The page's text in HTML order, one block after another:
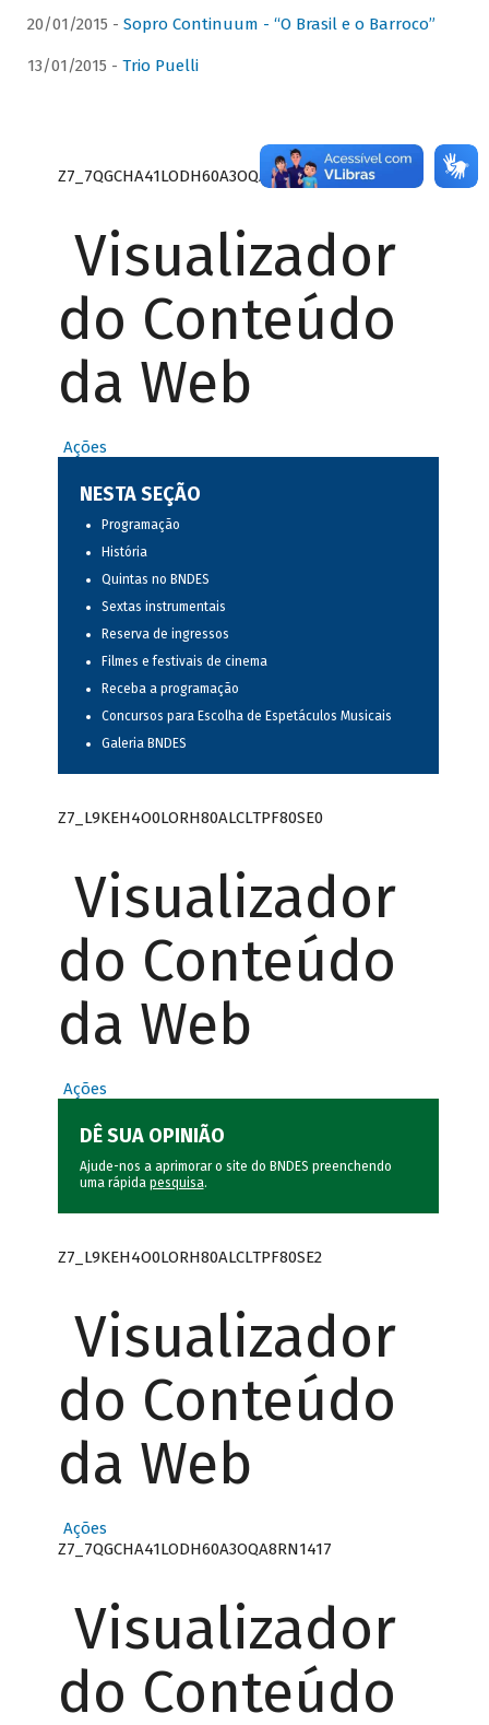
20/01/2015 - Sopro Continuum - “O Brasil e o Barroco”
13/01/2015 - Trio Puelli
Z7_7QGCHA41LODH60A3OQA8RN1415
Visualizador
do Conteúdo
da Web
Ações
NESTA SEÇÃO
Programação
História
Quintas no BNDES
Sextas instrumentais
Reserva de ingressos
Filmes e festivais de cinema
Receba a programação
Concursos para Escolha de Espetáculos Musicais
Galeria BNDES
Z7_L9KEH4O0LORH80ALCLTPF80SE0
Visualizador
do Conteúdo
da Web
Ações
DÊ SUA OPINIÃO
Ajude-nos a aprimorar o site do BNDES preenchendo
uma rápida pesquisa.
Z7_L9KEH4O0LORH80ALCLTPF80SE2
Visualizador
do Conteúdo
da Web
Ações
Z7_7QGCHA41LODH60A3OQA8RN1417
Visualizador
do Conteúdo